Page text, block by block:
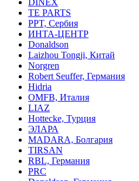
DINEX
TE PARTS
PPT, Сербия
ИНТА-ЦЕНТР
Donaldson
Laizhou Tongji, Китай
Norgren
Robert Seuffer, Германия
Hidria
OMFB, Италия
LIAZ
Hottecke, Турция
ЭЛАРА
MADARA, Болгария
TIRSAN
RBL, Германия
PRC